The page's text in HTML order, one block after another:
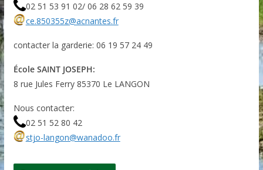
02 51 53 91 02/ 06 28 62 59 39
ce.850355z@acnantes.fr
contacter la garderie: 06 19 57 24 49
École SAINT JOSEPH:
8 rue Jules Ferry 85370 Le LANGON
Nous contacter:
02 51 52 80 42
stjo-langon@wanadoo.fr